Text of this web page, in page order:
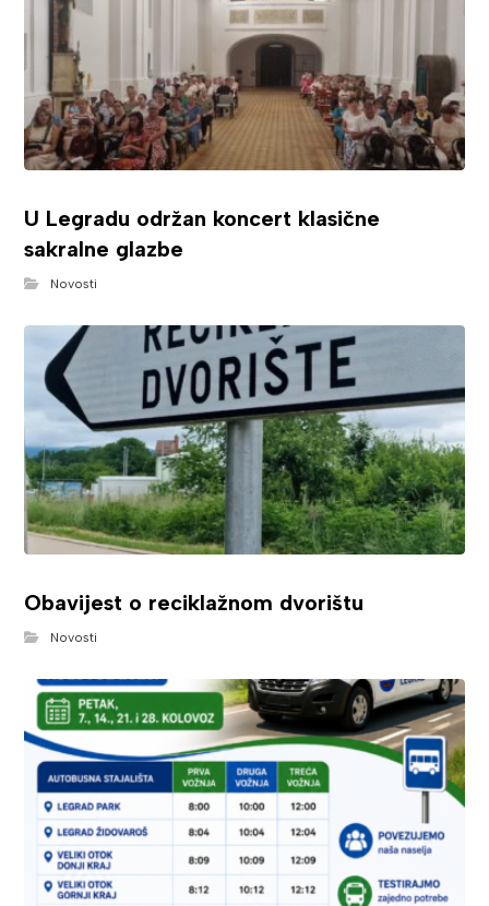
U Legradu održan koncert klasične
sakralne glazbe
Novosti
Obavijest o reciklažnom dvorištu
Novosti